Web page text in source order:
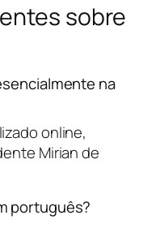
sobre
na
online,
Mirian de
português?